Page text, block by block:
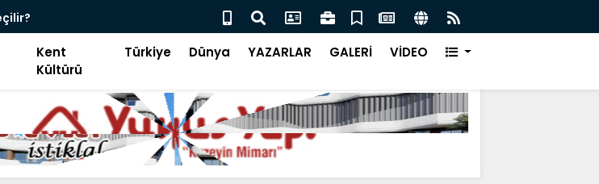
Otomotiv Yan Sanayi İçin Lastik Tamburlu Kumlama Makinesi
Çözümleri
Kent
Kültürü
Türkiye Dünya YAZARLAR GALERİ VİDEO